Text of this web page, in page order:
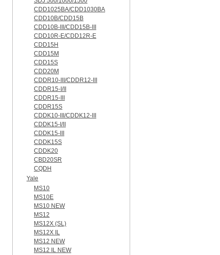
CDD1025BA/CDD1030BA
CDD10B/CDD15B
CDD10B-III/CDD15B-III
CDD10R-E/CDD12R-E
CDD15H
CDD15M
CDD15S
CDD20M
CDDR10-III/CDDR12-III
CDDR15-I/II
CDDR15-III
CDDR15S
CDDK10-III/CDDK12-III
CDDK15-I/II
CDDK15-III
CDDK15S
CDDK20
CBD20SR
CQDH
Yale
MS10
MS10E
MS10 NEW
MS12
MS12X (SL)
MS12X IL
MS12 NEW
MS12 IL NEW